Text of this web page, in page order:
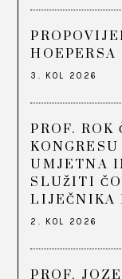
HOEPERSA
3. KOL 2026
PROF. ROK
UMJETNA
SLUŽITI
LIJEČNIKA
2. KOL 2026
PROF.